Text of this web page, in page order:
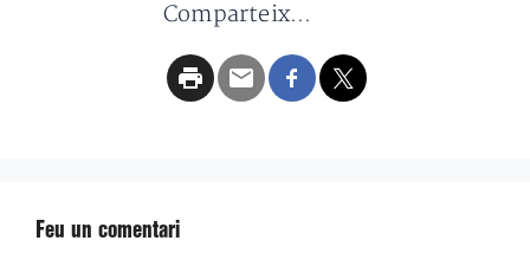
Comparteix...
Feu un comentari